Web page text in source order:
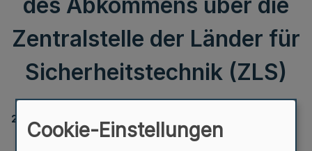
Zentralstelle der Länder für
Sicherheitstechnik (ZLS)
281
Bekanntmachung
Cookie-Einstellungen